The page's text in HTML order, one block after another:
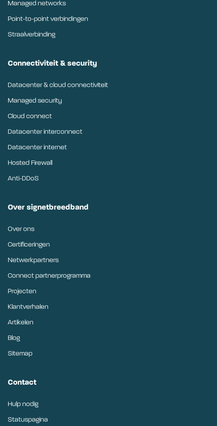
Managed networks
Point-to-point verbindingen
Straalverbinding
Connectiviteit & security
Datacenter & cloud connectiviteit
Managed security
Cloud connect
Datacenter interconnect
Datacenter internet
Hosted Firewall
Anti-DDoS
Over signetbreedband
Over ons
Certificeringen
Netwerkpartners
Connect partnerprogramma
Projecten
Klantverhalen
Artikelen
Blog
Sitemap
Contact
Hulp nodig
Statuspagina